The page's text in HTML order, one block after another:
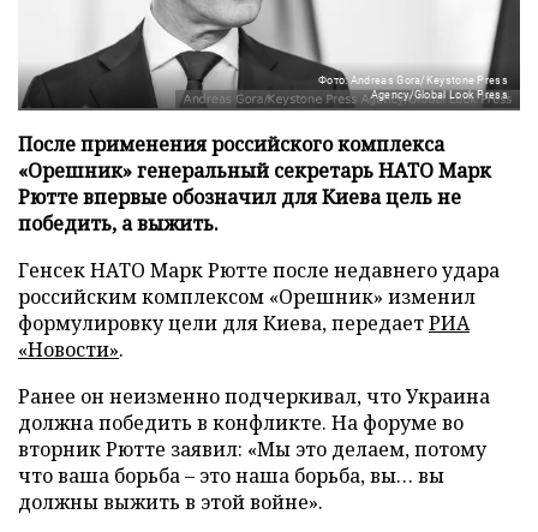
Фото: Andreas Gora/Keystone Press
Agency/Global Look Press
После применения российского комплекса
«Орешник» генеральный секретарь НАТО Марк
Рютте впервые обозначил для Киева цель не
победить, а выжить.
Генсек НАТО Марк Рютте после недавнего удара
российским комплексом «Орешник» изменил
формулировку цели для Киева, передаетРИА
«Новости».
Ранее он неизменно подчеркивал, что Украина
должна победить в конфликте. На форуме во
вторник Рютте заявил: «Мы это делаем, потому
что ваша борьба – это наша борьба, вы… вы
должны выжить в этой войне».